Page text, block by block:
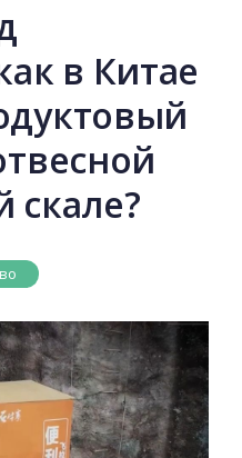
в Китае
скале?